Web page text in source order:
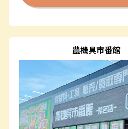
農機具市番館